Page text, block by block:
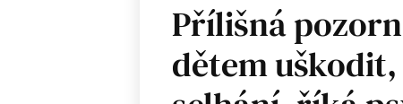
Přílišná
dětem